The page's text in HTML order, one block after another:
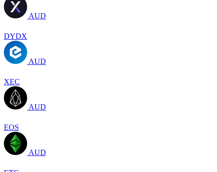
AUD
DYDX
AUD
XEC
AUD
EOS
AUD